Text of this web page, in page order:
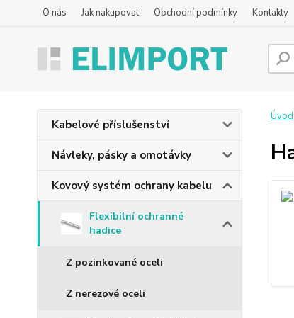
O nás Jak nakupovat Obchodní podmínky Kontakty
Kabelové příslušenství
Návleky, pásky a omotávky
Kovový systém ochrany kabelu
Flexibilní ochranné
hadice
Z pozinkované oceli
Z nerezové oceli
Úvod